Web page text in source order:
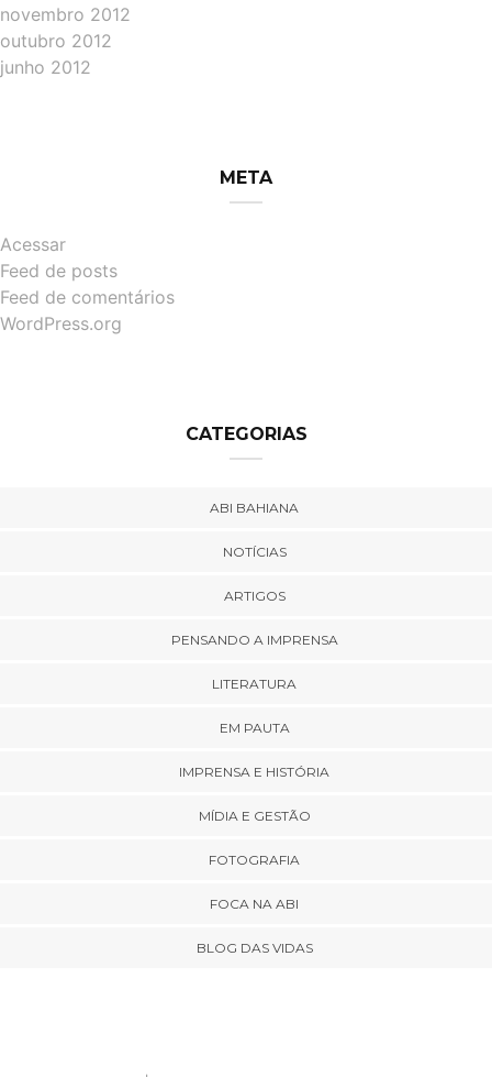
novembro 2012
outubro 2012
junho 2012
META
Acessar
Feed de posts
Feed de comentários
WordPress.org
CATEGORIAS
ABI BAHIANA
NOTÍCIAS
ARTIGOS
PENSANDO A IMPRENSA
LITERATURA
EM PAUTA
IMPRENSA E HISTÓRIA
MÍDIA E GESTÃO
FOTOGRAFIA
FOCA NA ABI
BLOG DAS VIDAS